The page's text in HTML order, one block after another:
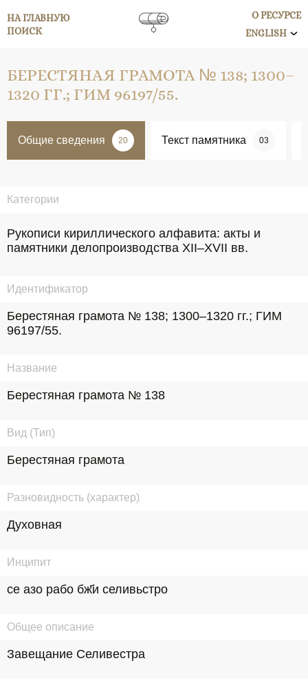
НА ГЛАВНУЮ
ПОИСК
О РЕСУРСЕ
ENGLISH
БЕРЕСТЯНАЯ ГРАМОТА № 138; 1300–
1320 ГГ.; ГИМ 96197/55.
Общие сведения 20 Текст памятника 03
Категории
Рукописи кириллического алфавита: акты и
памятники делопроизводства XII–XVII вв.
Идентификатор
Берестяная грамота № 138; 1300–1320 гг.; ГИМ
96197/55.
Название
Берестяная грамота № 138
Вид (Тип)
Берестяная грамота
Разновидность (характер)
Духовная
Инципит
се азо рабо бж҃и селивьстро
Общее описание
Завещание Селивестра